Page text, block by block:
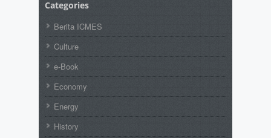
Categories
Berita ICMES
Culture
e-Book
Economy
Energy
History